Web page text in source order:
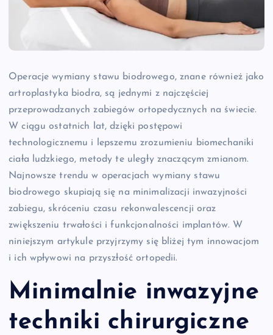
Operacje wymiany stawu biodrowego, znane również jako
artroplastyka biodra, są jednymi z najczęściej
przeprowadzanych zabiegów ortopedycznych na świecie.
W ciągu ostatnich lat, dzięki postępowi
technologicznemu i lepszemu zrozumieniu biomechaniki
ciała ludzkiego, metody te uległy znaczącym zmianom.
Najnowsze trendu w operacjach wymiany stawu
biodrowego skupiają się na minimalizacji inwazyjności
zabiegu, skróceniu czasu rekonwalescencji oraz
zwiększeniu trwałości i funkcjonalności implantów. W
niniejszym artykule przyjrzymy się bliżej tym innowacjom
i ich wpływowi na przyszłość ortopedii.
Minimalnie inwazyjne
techniki chirurgiczne